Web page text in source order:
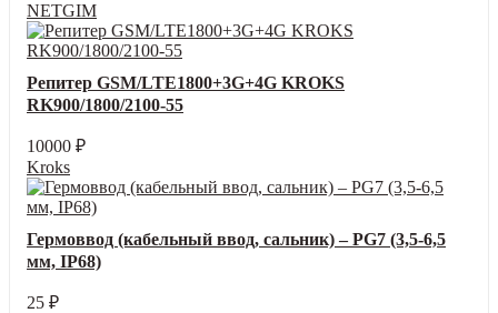
NETGIM
Репитер GSM/LTE1800+3G+4G KROKS
RK900/1800/2100-55
10000 ₽
Kroks
Гермоввод (кабельный ввод, сальник) – PG7 (3,5-6,5
мм, IP68)
25 ₽